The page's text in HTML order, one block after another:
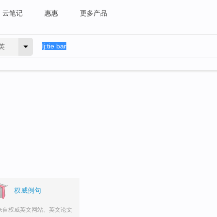
云笔记 惠惠 更多产品
权威例句
自权威英文网站、英文论文